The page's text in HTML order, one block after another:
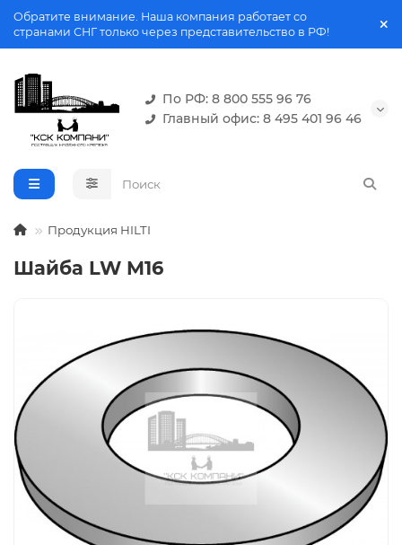
Обратите внимание. Наша компания работает со
странами СНГ только через представительство в РФ!
По РФ: 8 800 555 96 76
Главный офис: 8 495 401 96 46
Продукция HILTI
Шайба LW M16